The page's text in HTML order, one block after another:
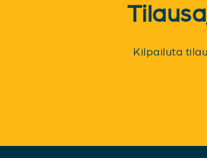
Kilpailuta